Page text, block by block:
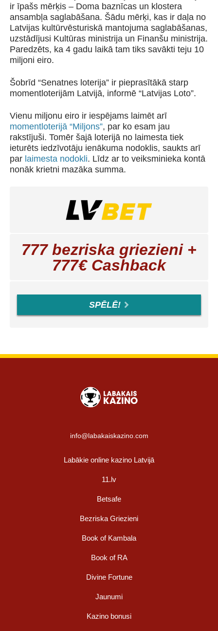
ir īpašs mērķis – Doma baznīcas un klostera
ansambļa saglabāšana. Šādu mērķi, kas ir daļa no
Latvijas kultūrvēsturiskā mantojuma saglabāšanas,
uzstādījusi Kultūras ministrija un Finanšu ministrija.
Paredzēts, ka 4 gadu laikā tam tiks savākti teju 10
miljoni eiro.
Šobrīd “Senatnes loterija” ir pieprasītākā starp
momentloterijām Latvijā, informē “Latvijas Loto”.
Vienu miljonu eiro ir iespējams laimēt arī
momentloterijā “Miljons”, par ko esam jau
rakstījuši. Tomēr šajā loterijā no laimesta tiek
ieturēts iedzīvotāju ienākuma nodoklis, saukts arī
par laimesta nodokli. Līdz ar to veiksminieka kontā
nonāk krietni mazāka summa.
777 bezriska griezieni +
777€ Cashback
SPĒLĒ!
info@labakaiskazino.com
Labākie online kazino Latvijā
11.lv
Betsafe
Bezriska Griezieni
Book of Kambala
Book of RA
Divine Fortune
Jaunumi
Kazino bonusi